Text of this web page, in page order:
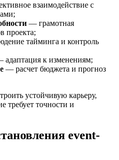
взаимодействие с
— грамотная
проекта;
тайминга и контроль
адаптация к изменениям;
— расчет бюджета и прогноз
устойчивую карьеру,
требует точности и
event-